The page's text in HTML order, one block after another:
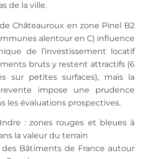
de la ville.
Châteauroux en zone Pinel B2
alentour en C) influence
de l’investissement locatif
bruts y restent attractifs (6
sur petites surfaces), mais la
impose une prudence
les évaluations prospectives.
: zones rouges et bleues à
la valeur du terrain
Bâtiments de France autour